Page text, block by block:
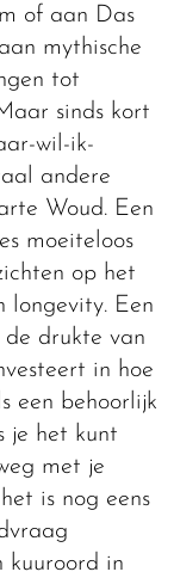
of aan Das
mythische
tot
sinds kort
wil-ik-
andere
Woud. Een
moeiteloos
op het
longevity. Een
drukte van
in hoe
een behoorlijk
je het kunt
met je
is nog eens
kuuroord in